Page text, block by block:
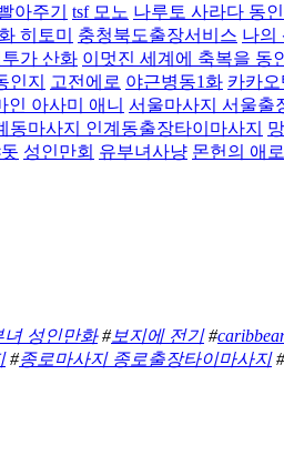
아주기 tsf 모노 나루토 사라다 동인
히토미 충청북도출장서비스 나의
가 산화 이멋진 세계에 축복을 동
인지 고전에로 야근병동1화 카카오
인 아사미 애니 서울마사지 서울출
동마사지 인계동출장타이마사지
성인만회 유부녀사냥 몬헌의 애
녀 성인만화#보지에 전기#
#종로마사지 종로출장타이마사지#